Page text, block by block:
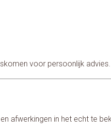
voor persoonlijk
afwerkingen in het echt te